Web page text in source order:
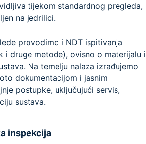
tijekom standardnog pregleda,
na jedrilici.
provodimo i NDT ispitivanja
i druge metode), ovisno o materijalu i
Na temelju nalaza izrađujemo
dokumentacijom i jasnim
postupke, uključujući servis,
sustava.
inspekcija